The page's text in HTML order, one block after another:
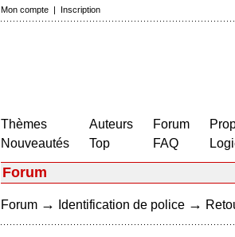
Mon compte | Inscription
Thèmes
Nouveautés
Auteurs
Top
Forum
FAQ
Forum
Forum → Identification de police →